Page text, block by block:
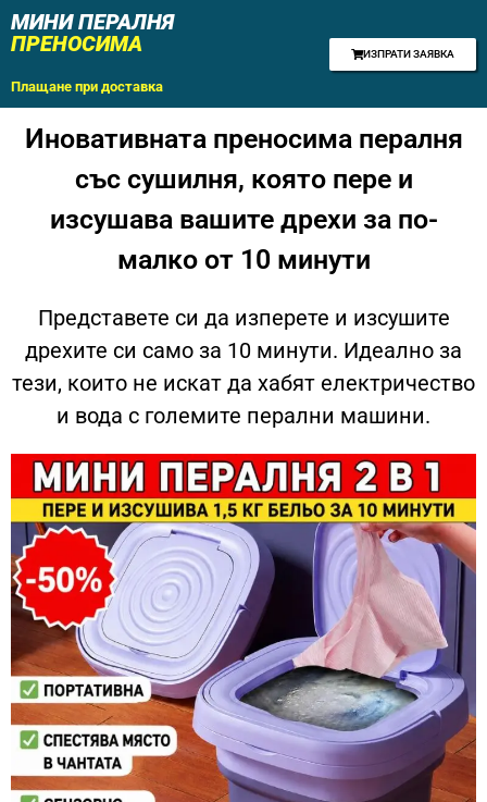
МИНИ ПЕРАЛНЯ
ПРЕНОСИМА
Плащане при доставка
ИЗПРАТИ ЗАЯВКА
Иновативната преносима пералня
със сушилня, която пере и
изсушава вашите дрехи за по-
малко от 10 минути
Представете си да изперете и изсушите
дрехите си само за 10 минути. Идеално за
тези, които не искат да хабят електричество
и вода с големите перални машини.